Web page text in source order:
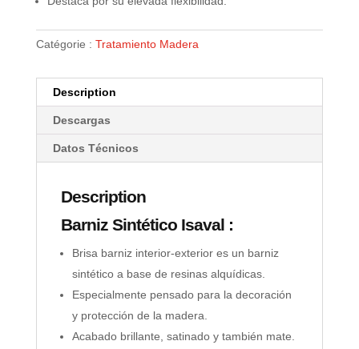
Catégorie : Tratamiento Madera
Description
Descargas
Datos Técnicos
Description
Barniz Sintético Isaval :
Brisa barniz interior-exterior es un barniz
sintético a base de resinas alquídicas.
Especialmente pensado para la decoración
y protección de la madera.
Acabado brillante, satinado y también mate.